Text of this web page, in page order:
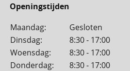
Openingstijden
Maandag:
Gesloten
Dinsdag:
8:30 - 17:00
Woensdag:
8:30 - 17:00
Donderdag:
8:30 - 17:00